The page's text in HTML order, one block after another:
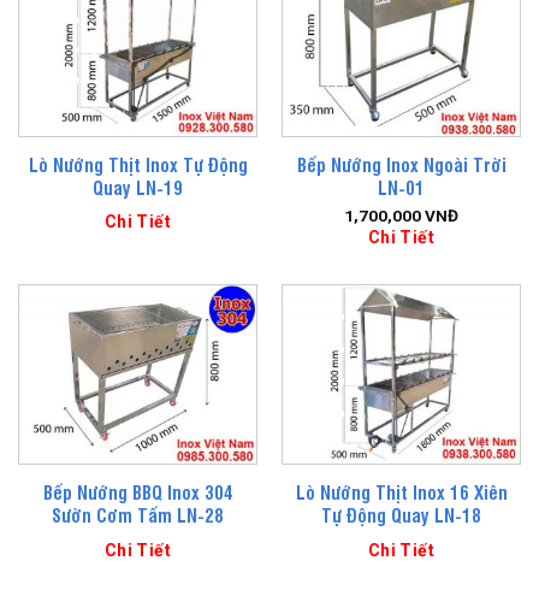
Lò Nướng Thịt Inox Tự Động
Quay LN-19
Chi Tiết
Bếp Nướng Inox Ngoài Trời
LN-01
1,700,000VNĐ
Chi Tiết
Bếp Nướng BBQ Inox 304
Sườn Cơm Tấm LN-28
Chi Tiết
Lò Nướng Thịt Inox 16 Xiên
Tự Động Quay LN-18
Chi Tiết